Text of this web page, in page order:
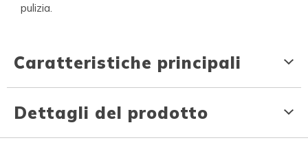
pulizia.
Caratteristiche principali
Dettagli del prodotto